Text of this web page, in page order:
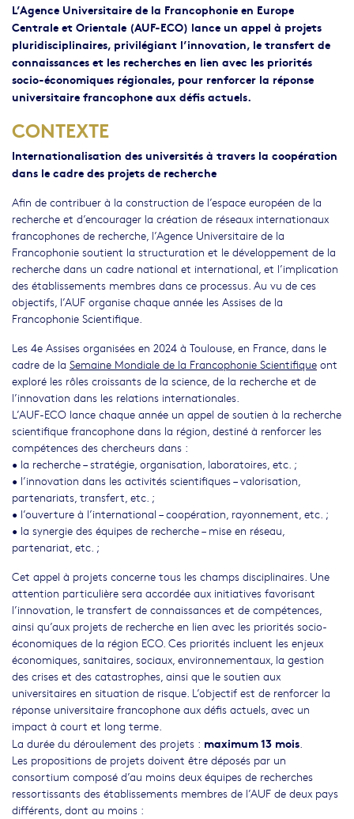
L’Agence Universitaire de la Francophonie en Europe
Centrale et Orientale (AUF-ECO) lance un appel à projets
pluridisciplinaires, privilégiant l’innovation, le transfert de
connaissances et les recherches en lien avec les priorités
socio-économiques régionales, pour renforcer la réponse
universitaire francophone aux défis actuels.
CONTEXTE
Internationalisation des universités à travers la coopération
dans le cadre des projets de recherche
Afin de contribuer à la construction de l’espace européen de la
recherche et d’encourager la création de réseaux internationaux
francophones de recherche, l’Agence Universitaire de la
Francophonie soutient la structuration et le développement de la
recherche dans un cadre national et international, et l’implication
des établissements membres dans ce processus. Au vu de ces
objectifs, l’AUF organise chaque année les Assises de la
Francophonie Scientifique.
Les 4e Assises organisées en 2024 à Toulouse, en France, dans le
cadre de la Semaine Mondiale de la Francophonie Scientifique ont
exploré les rôles croissants de la science, de la recherche et de
l’innovation dans les relations internationales.
L’AUF-ECO lance chaque année un appel de soutien à la recherche
scientifique francophone dans la région, destiné à renforcer les
compétences des chercheurs dans :
• la recherche – stratégie, organisation, laboratoires, etc. ;
• l’innovation dans les activités scientifiques – valorisation,
partenariats, transfert, etc. ;
• l’ouverture à l’international – coopération, rayonnement, etc. ;
• la synergie des équipes de recherche – mise en réseau,
partenariat, etc. ;
Cet appel à projets concerne tous les champs disciplinaires. Une
attention particulière sera accordée aux initiatives favorisant
l’innovation, le transfert de connaissances et de compétences,
ainsi qu’aux projets de recherche en lien avec les priorités socio-
économiques de la région ECO. Ces priorités incluent les enjeux
économiques, sanitaires, sociaux, environnementaux, la gestion
des crises et des catastrophes, ainsi que le soutien aux
universitaires en situation de risque. L’objectif est de renforcer la
réponse universitaire francophone aux défis actuels, avec un
impact à court et long terme.
La durée du déroulement des projets : maximum 13 mois.
Les propositions de projets doivent être déposés par un
consortium composé d’au moins deux équipes de recherches
ressortissants des établissements membres de l’AUF de deux pays
différents, dont au moins :